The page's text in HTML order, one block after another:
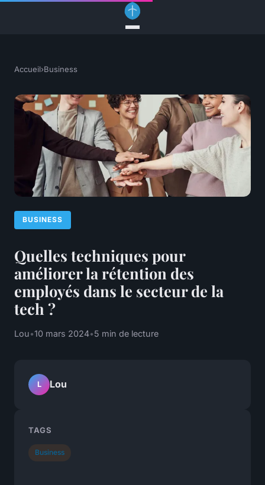
Accueil›Business
BUSINESS
Quelles techniques pour
améliorer la rétention des
employés dans le secteur de la
tech ?
Lou•10 mars 2024•5 min de lecture
L Lou
TAGS
Business